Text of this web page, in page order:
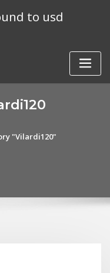
to usd
"Vilardi120"